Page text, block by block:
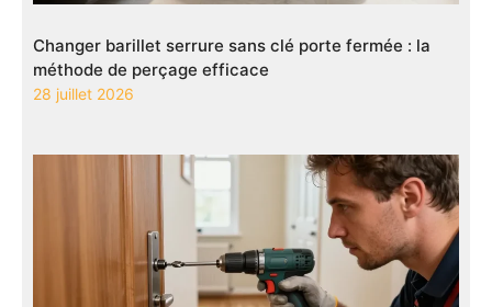
Changer barillet serrure sans clé porte fermée : la
méthode de perçage efficace
28 juillet 2026